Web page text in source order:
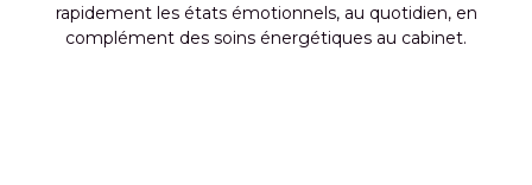
rapidement les états émotionnels, au quotidien, en
complément des soins énergétiques au cabinet.